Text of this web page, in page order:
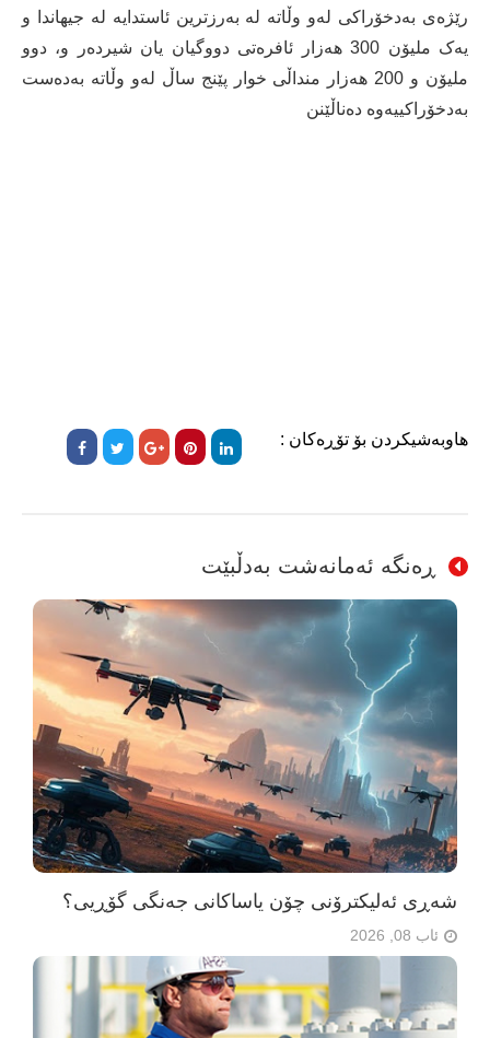
رێژەی بەدخۆراکی لەو وڵاتە لە بەرزترین ئاستدایە لە جیهاندا و
یەک ملیۆن 300 هەزار ئافرەتی دووگیان یان شیردەر و، دوو
ملیۆن و 200 هەزار منداڵی خوار پێنج ساڵ لەو وڵاتە بەدەست
بەدخۆراکییەوە دەناڵێنن
هاوبەشیکردن بۆ تۆڕەکان :
ڕەنگە ئەمانەشت بەدڵبێت
شەڕی ئەلیکترۆنی چۆن یاساکانی جەنگی گۆڕیی؟
ئاب 08, 2026